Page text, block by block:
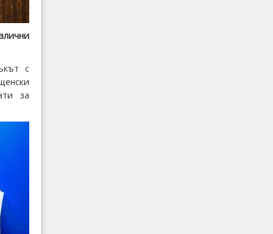
с
за